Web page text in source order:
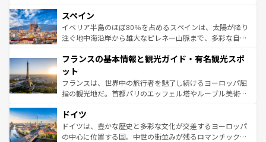
ろん、トスカーナの美しい田園風景やアマルフィ海岸の絶
景など、自然景観も見逃せない。観光の合間には、本場の
ピザやパスタなど、絶品のイタリア料理を堪能することも
ませてくれるイタリアで、忘れられない旅をしてみよう！
なお、新着のイタリア情報は
しい。
スペイン
イベリア半島のほぼ80％を占めるスペインは、太陽が降り
注ぐ地中海沿岸から雄大なピレネー山脈まで、多彩な自然
文化が根付くこの国では、情熱的なフラメンコ、熱気あふ
れる闘牛、そして美味しいタパスが生活の一部となってい
る。首都マドリードの洗練された雰囲気や、バルセロナの
アートに溢れた街角から、地方では古代ローマ遺跡や中世
せる。地方によって風土や気候が異なるスペインはその個
性で訪れる人を魅了する。 なお、新着のスペイン情報は コ
ンテンツ一覧を参照してほしい。
フランスの基本情報と観光ガイド・有名観光スポ
ット
フランスは、世界中の旅行者を魅了し続けるヨーロッパ屈
指の観光地だ。首都パリのエッフェル塔やルーブル美術館
で、幅広い魅力が詰まっている。華麗な宮殿、歴史的な大
聖堂、美しいビーチ、そして豊かな自然が、訪れる者を心
から魅了する。また、フランスは美食の国としても知ら
ドイツ
ドイツは、豊かな歴史と多彩な文化が交差するヨーロッパ
の中心に位置する国。中世の街並みが残るロマンチック街